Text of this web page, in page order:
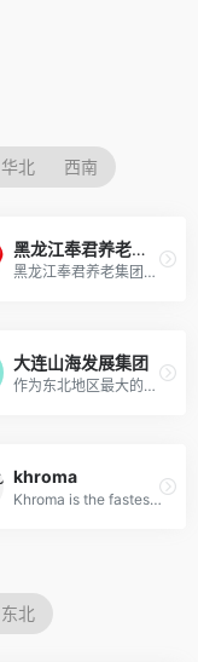
华北 西南
黑龙江奉君养老集团
黑龙江奉君养老集团是一座集医养、照料、医疗、护理、康复等多项功能于一体的现代化高端养老机构，是老人生活居住、休闲娱乐、安享晚年的理想场所。
大连山海发展集团
作为东北地区最大的养老机构——大连山海集团，通过不断探索新时代养老产业发展新模式，努力实现了企业新的发展。
khroma
Khroma is the fastest way to discover, search, and save color combos you'll want to use.
东北